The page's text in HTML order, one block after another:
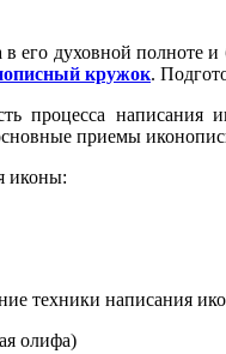
духовной полноте
кружок.
процесса
приемы
иконы:
техники написания
олифа)